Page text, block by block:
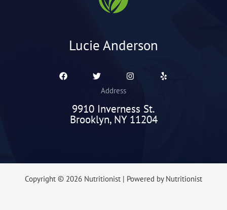
Lucie Anderson
Address
9910 Inverness St.
Brooklyn, NY 11204
Copyright © 2026 Nutritionist | Powered by Nutritionist